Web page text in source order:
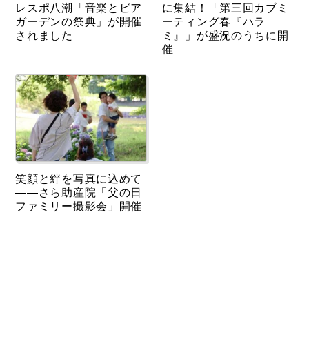
レスポ八潮「音楽とビア
ガーデンの祭典」が開催
されました
に集結！「第三回カブミ
ーティング春『ハラ
ミ』」が盛況のうちに開
催
笑顔と絆を写真に込めて
――さら助産院「父の日
ファミリー撮影会」開催